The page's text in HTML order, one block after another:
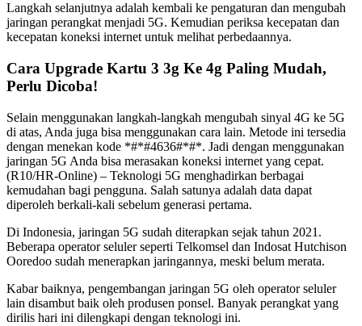
Langkah selanjutnya adalah kembali ke pengaturan dan mengubah
jaringan perangkat menjadi 5G. Kemudian periksa kecepatan dan
kecepatan koneksi internet untuk melihat perbedaannya.
Cara Upgrade Kartu 3 3g Ke 4g Paling Mudah,
Perlu Dicoba!
Selain menggunakan langkah-langkah mengubah sinyal 4G ke 5G
di atas, Anda juga bisa menggunakan cara lain. Metode ini tersedia
dengan menekan kode *#*#4636#*#*. Jadi dengan menggunakan
jaringan 5G Anda bisa merasakan koneksi internet yang cepat.
(R10/HR-Online) – Teknologi 5G menghadirkan berbagai
kemudahan bagi pengguna. Salah satunya adalah data dapat
diperoleh berkali-kali sebelum generasi pertama.
Di Indonesia, jaringan 5G sudah diterapkan sejak tahun 2021.
Beberapa operator seluler seperti Telkomsel dan Indosat Hutchison
Ooredoo sudah menerapkan jaringannya, meski belum merata.
Kabar baiknya, pengembangan jaringan 5G oleh operator seluler
lain disambut baik oleh produsen ponsel. Banyak perangkat yang
dirilis hari ini dilengkapi dengan teknologi ini.